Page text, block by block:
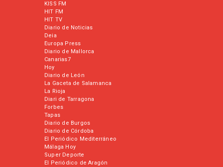
KISS FM
HIT FM
HIT TV
Diario de Noticias
Deia
Europa Press
Diario de Mallorca
Canarias7
Hoy
Diario de León
La Gaceta de Salamanca
La Rioja
Diari de Tarragona
Forbes
Tapas
Diario de Burgos
Diario de Córdoba
El Periódico Mediterráneo
Málaga Hoy
Super Deporte
El Periódico de Aragón